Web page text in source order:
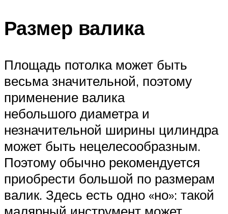
Размер валика
Площадь потолка может быть
весьма значительной, поэтому
применение валика
небольшого диаметра и
незначительной ширины цилиндра
может быть нецелесообразным.
Поэтому обычно рекомендуется
приобрести большой по размерам
валик. Здесь есть одно «но»: такой